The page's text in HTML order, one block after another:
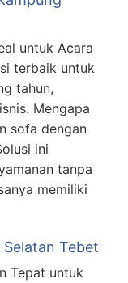
untuk Acara
terbaik untuk
tahun,
Mengapa
sofa dengan
ini
tanpa
memiliki
Tebet
Tepat untuk